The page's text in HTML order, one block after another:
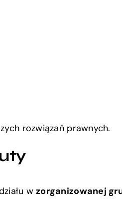
rozwiązań prawnych.
wzorganizowanej